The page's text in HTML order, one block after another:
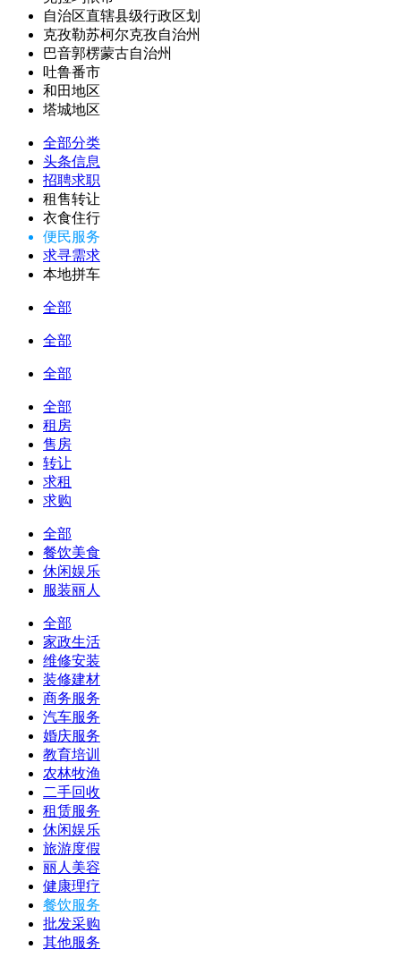
自治区直辖县级行政区划
克孜勒苏柯尔克孜自治州
巴音郭楞蒙古自治州
吐鲁番市
和田地区
塔城地区
全部分类
头条信息
招聘求职
租售转让
衣食住行
便民服务
求寻需求
本地拼车
全部
全部
全部
全部
租房
售房
转让
求租
求购
全部
餐饮美食
休闲娱乐
服装丽人
全部
家政生活
维修安装
装修建材
商务服务
汽车服务
婚庆服务
教育培训
农林牧渔
二手回收
租赁服务
休闲娱乐
旅游度假
丽人美容
健康理疗
餐饮服务
批发采购
其他服务